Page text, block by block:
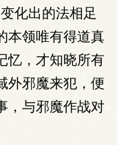
化出的法相足
本领唯有得道真
忆，才知晓所有
外邪魔来犯，便
，与邪魔作战对